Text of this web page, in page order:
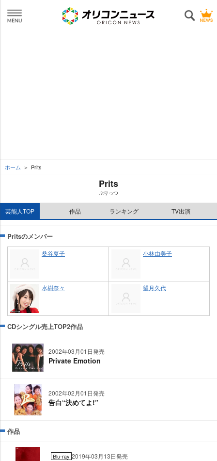
ホーム Prits
Prits
ぷりっつ
芸能人TOP 作品 ランキング TV出演
Pritsのメンバー
桑谷夏子 小林由美子
水樹奈々 望月久代
CDシングル売上TOP2作品
2002年03月01日発売
Private Emotion
2002年02月01日発売
告白“決めてよ!”
作品
Blu-ray 2019年03月13日発売